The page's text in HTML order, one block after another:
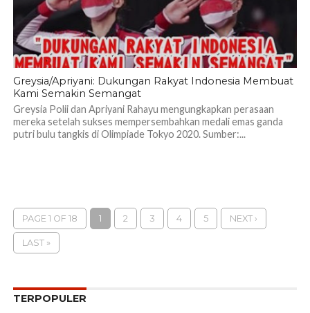
Greysia/Apriyani: Dukungan Rakyat Indonesia Membuat
Kami Semakin Semangat
Greysia Polii dan Apriyani Rahayu mengungkapkan perasaan
mereka setelah sukses mempersembahkan medali emas ganda
putri bulu tangkis di Olimpiade Tokyo 2020. Sumber:...
PAGE 1 OF 18 1 2 3 4 5 NEXT ›
LAST »
TERPOPULER